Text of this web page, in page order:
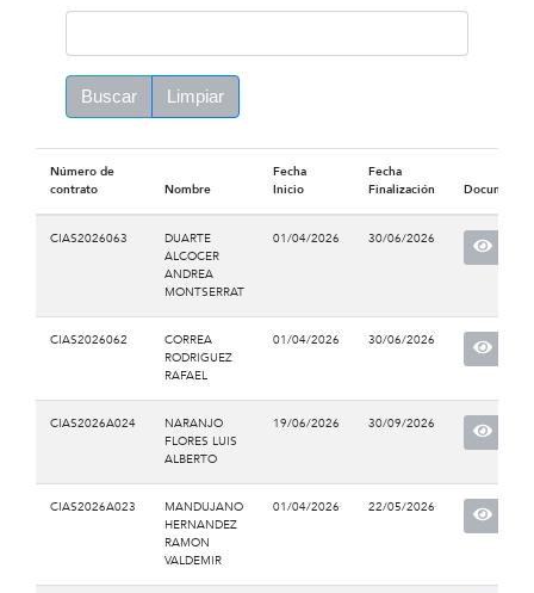
Buscar Limpiar
Número de
contrato
Nombre
Fecha
Inicio
Fecha
Finalización
Documento
CIAS2026063
DUARTE
ALCOCER
ANDREA
MONTSERRAT
01/04/2026 30/06/2026
CIAS2026062
CORREA
RODRIGUEZ
RAFAEL
01/04/2026 30/06/2026
CIAS2026A024
NARANJO
FLORES LUIS
ALBERTO
19/06/2026 30/09/2026
CIAS2026A023
MANDUJANO
HERNANDEZ
RAMON
VALDEMIR
01/04/2026 22/05/2026